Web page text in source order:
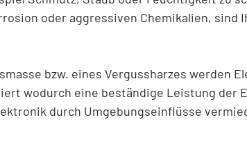
oder aggressiven Chemikalien, sind
bzw. eines Vergussharzes werden
wodurch eine beständige Leistung der
durch Umgebungseinflüsse